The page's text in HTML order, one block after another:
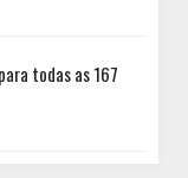
todas as 167